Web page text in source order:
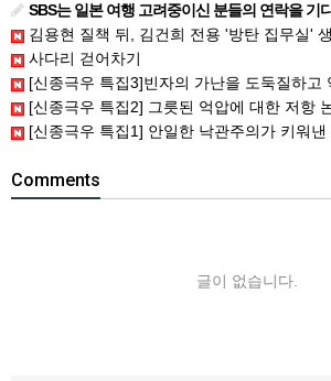
SBS는 일본 여행 고려중이신 분들의 연락을 기
김용현 질책 뒤, 김건희 전용 '방탄 집무실'
사다리 걷어차기
[신종극우 특집3]빈자의 가난을 도둑질하고 약자의 저항
[신종극우 특집2] 그릇된 억압에 대한 저항 논리가 다
[신종극우 특집1] 안일한 낙관주의가 키워낸
Comments
글이 없습니다.